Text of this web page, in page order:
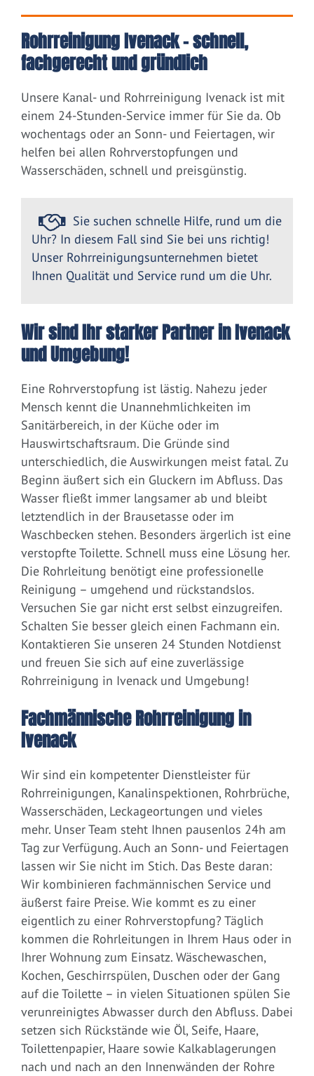
Rohrreinigung Ivenack – schnell,
fachgerecht und gründlich
Unsere Kanal- und Rohrreinigung Ivenack ist mit
einem 24-Stunden-Service immer für Sie da. Ob
wochentags oder an Sonn- und Feiertagen, wir
helfen bei allen Rohrverstopfungen und
Wasserschäden, schnell und preisgünstig.
Sie suchen schnelle Hilfe, rund um die
Uhr? In diesem Fall sind Sie bei uns richtig!
Unser Rohrreinigungsunternehmen bietet
Ihnen Qualität und Service rund um die Uhr.
Wir sind Ihr starker Partner in Ivenack
und Umgebung!
Eine Rohrverstopfung ist lästig. Nahezu jeder
Mensch kennt die Unannehmlichkeiten im
Sanitärbereich, in der Küche oder im
Hauswirtschaftsraum. Die Gründe sind
unterschiedlich, die Auswirkungen meist fatal. Zu
Beginn äußert sich ein Gluckern im Abfluss. Das
Wasser fließt immer langsamer ab und bleibt
letztendlich in der Brausetasse oder im
Waschbecken stehen. Besonders ärgerlich ist eine
verstopfte Toilette. Schnell muss eine Lösung her.
Die Rohrleitung benötigt eine professionelle
Reinigung – umgehend und rückstandslos.
Versuchen Sie gar nicht erst selbst einzugreifen.
Schalten Sie besser gleich einen Fachmann ein.
Kontaktieren Sie unseren 24 Stunden Notdienst
und freuen Sie sich auf eine zuverlässige
Rohrreinigung in Ivenack und Umgebung!
Fachmännische Rohrreinigung in
Ivenack
Wir sind ein kompetenter Dienstleister für
Rohrreinigungen, Kanalinspektionen, Rohrbrüche,
Wasserschäden, Leckageortungen und vieles
mehr. Unser Team steht Ihnen pausenlos 24h am
Tag zur Verfügung. Auch an Sonn- und Feiertagen
lassen wir Sie nicht im Stich. Das Beste daran:
Wir kombinieren fachmännischen Service und
äußerst faire Preise. Wie kommt es zu einer
eigentlich zu einer Rohrverstopfung? Täglich
kommen die Rohrleitungen in Ihrem Haus oder in
Ihrer Wohnung zum Einsatz. Wäschewaschen,
Kochen, Geschirrspülen, Duschen oder der Gang
auf die Toilette – in vielen Situationen spülen Sie
verunreinigtes Abwasser durch den Abfluss. Dabei
setzen sich Rückstände wie Öl, Seife, Haare,
Toilettenpapier, Haare sowie Kalkablagerungen
nach und nach an den Innenwänden der Rohre